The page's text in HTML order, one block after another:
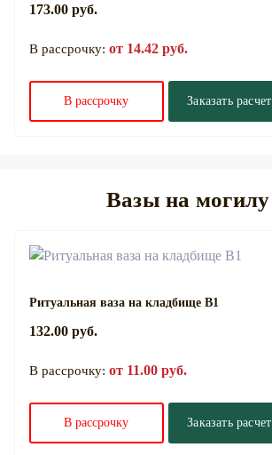
173.00 руб.
В рассрочку: от 14.42 руб.
В рассрочку Заказать расчет
Вазы на могилу
Ритуальная ваза на кладбище В1
132.00 руб.
В рассрочку: от 11.00 руб.
В рассрочку Заказать расчет